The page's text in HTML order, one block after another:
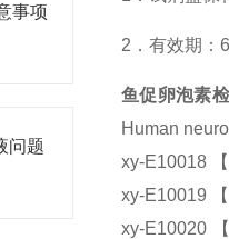
事项
问题
2．有效期：
鱼促卵泡素
Human
xy-E10018
xy-E10019
xy-E10020